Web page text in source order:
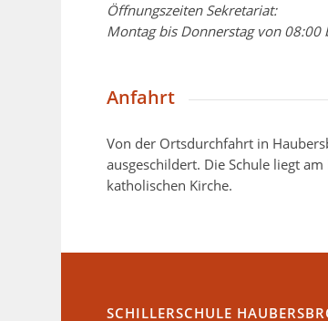
Öffnungszeiten Sekretariat:
Montag bis Donnerstag von 08:00
Anfahrt
Von der Ortsdurchfahrt in
ausgeschildert. Die Schule liegt
katholischen Kirche.
SCHILLERSCHULE